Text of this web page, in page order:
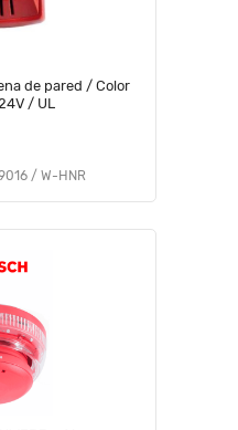
de pared / Color
/ UL
/ W-HNR